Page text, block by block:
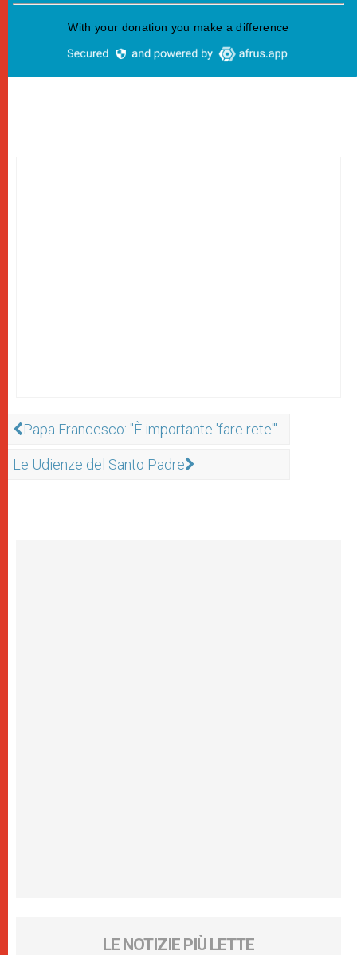
Papa Francesco: "È importante 'fare rete'"
Le Udienze del Santo Padre
LE NOTIZIE PIÙ LETTE